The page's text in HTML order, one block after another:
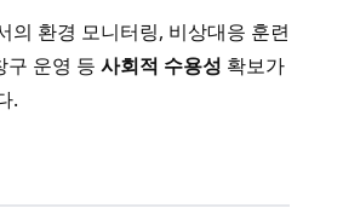
의 환경 모니터링, 비상대응 훈련
구 운영 등 사회적 수용성 확보가
.